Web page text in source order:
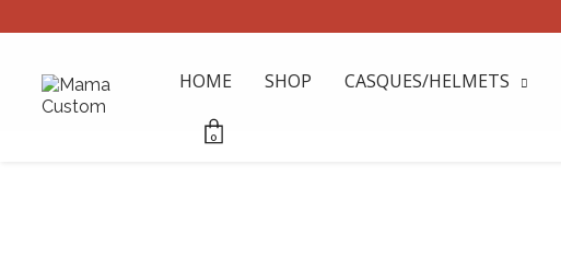
HOME SHOP CASQUES/HELMETS
0